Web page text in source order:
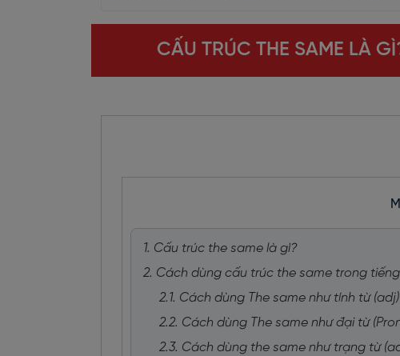
CẤU TRÚC THE SAME LÀ
1. Cấu trúc the same là gì?
2. Cách dùng cấu trúc the same trong
2.1. Cách dùng The same như tính từ (adj)
2.2. Cách dùng The same như đại từ
2.3. Cách dùng the same như trạng từ